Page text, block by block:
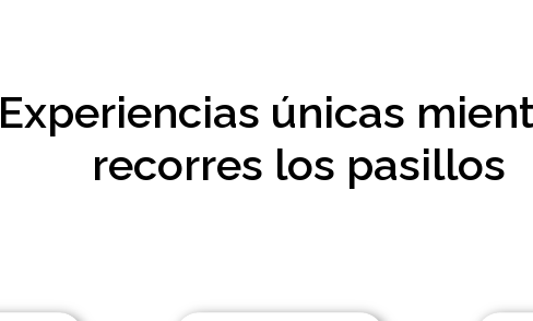
Experiencias únicas
recorres los pasillos